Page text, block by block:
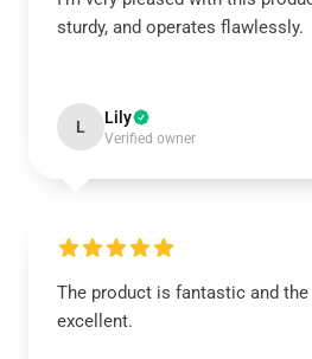
sturdy, and operates flawlessly.
L Lily
Verified owner
The product is fantastic and
excellent.